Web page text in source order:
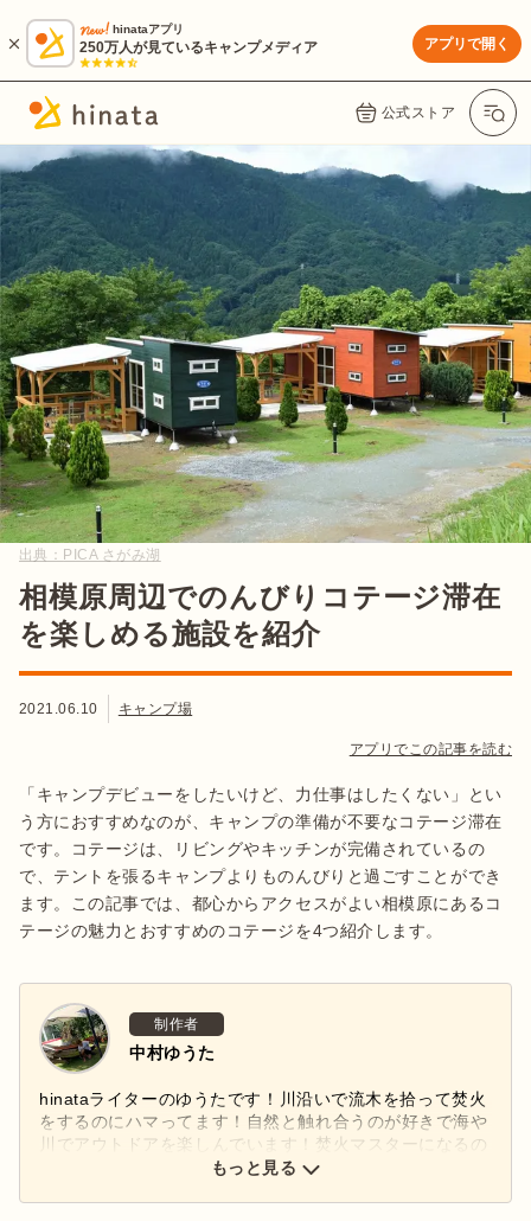
hinataアプリ
250万人が見ているキャンプメディア アプリで開く
公式ストア
出典： PICA さがみ湖
相模原周辺でのんびりコテージ滞在
を楽しめる施設を紹介
2021.06.10 キャンプ場
アプリでこの記事を読む
「キャンプデビューをしたいけど、力仕事はしたくない」とい
う方におすすめなのが、キャンプの準備が不要なコテージ滞在
です。コテージは、リビングやキッチンが完備されているの
で、テントを張るキャンプよりものんびりと過ごすことができ
ます。この記事では、都心からアクセスがよい相模原にあるコ
テージの魅力とおすすめのコテージを4つ紹介します。
制作者
中村ゆうた
hinataライターのゆうたです！川沿いで流木を拾って焚火
をするのにハマってます！自然と触れ合うのが好きで海や
川でアウトドアを楽しんでいます！焚火マスターになるの
と、テントサウナをするのが目標です！
もっと見る